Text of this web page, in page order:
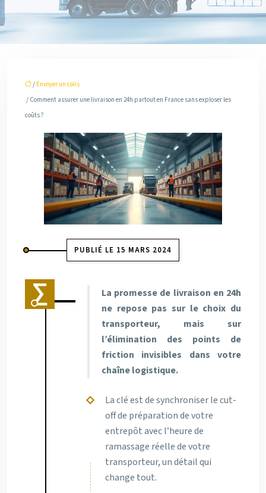
/ Envoyer un colis
/ Comment assurer une livraison en 24h partout en France sans exploser les
coûts ?
PUBLIÉ LE 15 MARS 2024
La promesse de livraison en 24h
ne repose pas sur le choix du
transporteur, mais sur
l’élimination des points de
friction invisibles dans votre
chaîne logistique.
La clé est de synchroniser le cut-
off de préparation de votre
entrepôt avec l’heure de
ramassage réelle de votre
transporteur, un détail qui
change tout.